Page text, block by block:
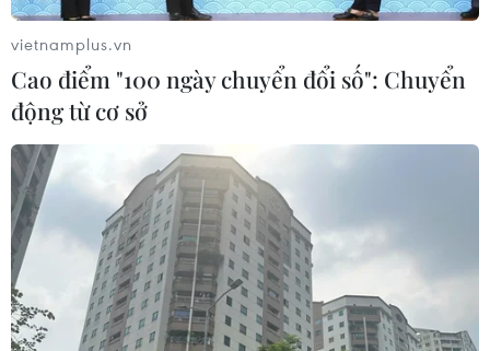
vietnamplus.vn
Cao điểm "100 ngày chuyển đổi số": Chuyển
động từ cơ sở